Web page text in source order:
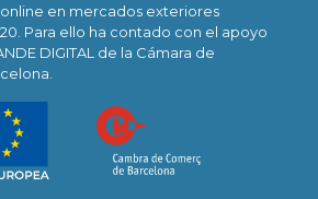
en mercados exteriores
Para ello ha contado con el apoyo
DIGITAL de la Cámara de